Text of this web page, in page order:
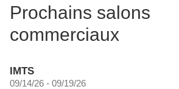
Prochains salons
commerciaux
IMTS
09/14/26 - 09/19/26